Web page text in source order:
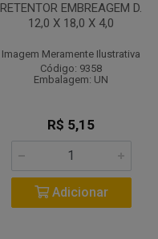
RETENTOR EMBREAGEM D.
12,0 X 18,0 X 4,0
Imagem Meramente Ilustrativa
Código: 9358
Embalagem: UN
R$ 5,15
Adicionar